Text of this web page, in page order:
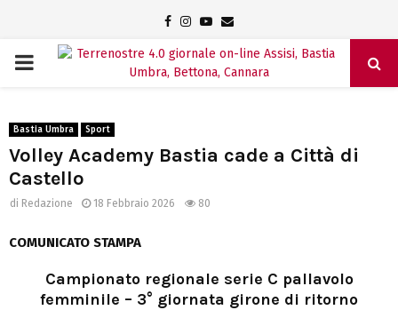
Facebook
Instagram
Youtube
Email
PRIMARY
Bastia Umbra Sport
Volley Academy Bastia cade a Città di
Castello
di Redazione 18 Febbraio 2026 80
COMUNICATO STAMPA
Campionato regionale serie C pallavolo
femminile – 3° giornata girone di ritorno